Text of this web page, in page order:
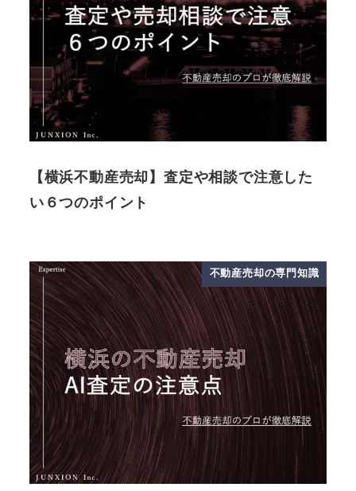
【横浜不動産売却】査定や相談で注意した
い６つのポイント
不動産売却の専門知識